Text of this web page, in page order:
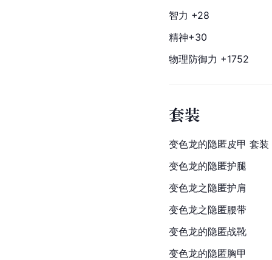
智力 +28
精神+30
物理防御力 +1752
套装
变色龙的隐匿皮甲 套装
变色龙的隐匿护腿
变色龙之隐匿护肩
变色龙之隐匿腰带
变色龙的隐匿战靴
变色龙的隐匿胸甲